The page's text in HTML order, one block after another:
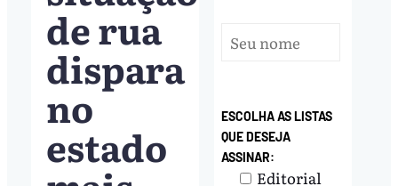
de rua
dispara
no
estado
ESCOLHA AS LISTAS
QUE DESEJA
ASSINAR:
Editorial